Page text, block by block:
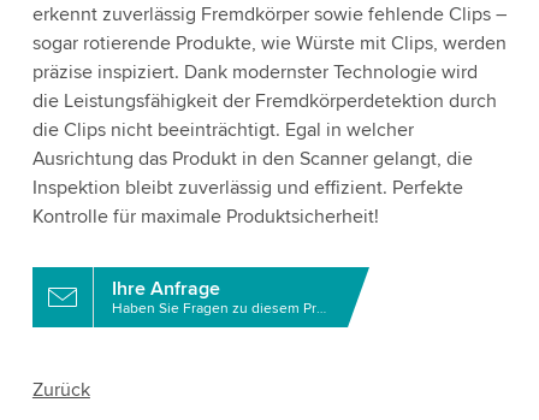
erkennt zuverlässig Fremdkörper sowie fehlende Clips –
sogar rotierende Produkte, wie Würste mit Clips, werden
präzise inspiziert. Dank modernster Technologie wird
die Leistungsfähigkeit der Fremdkörperdetektion durch
die Clips nicht beeinträchtigt. Egal in welcher
Ausrichtung das Produkt in den Scanner gelangt, die
Inspektion bleibt zuverlässig und effizient. Perfekte
Kontrolle für maximale Produktsicherheit!
Ihre Anfrage
Haben Sie Fragen zu diesem Produkt?
Zurück